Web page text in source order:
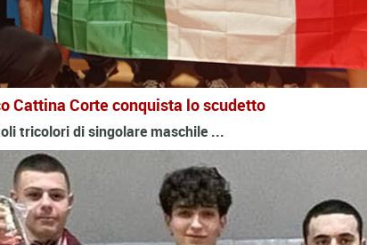
Cattina Corte conquista lo scudetto
tricolori di singolare maschile ...